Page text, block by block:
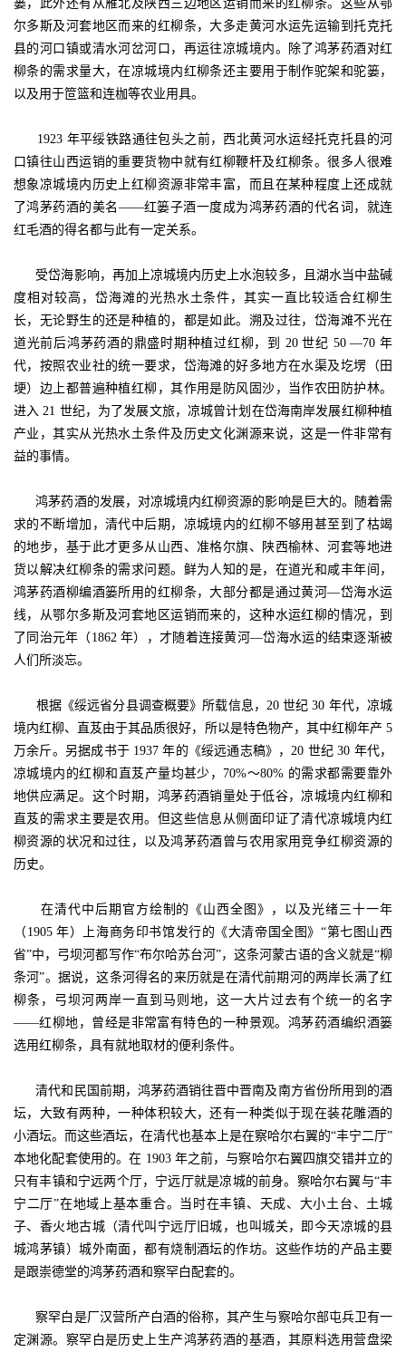
篓，此外还有从雁北及陕西三边地区运销而来的红柳条。这些从鄂
尔多斯及河套地区而来的红柳条，大多走黄河水运先运输到托克托
县的河口镇或清水河岔河口，再运往凉城境内。除了鸿茅药酒对红
柳条的需求量大，在凉城境内红柳条还主要用于制作驼架和驼篓，
以及用于笸篮和连枷等农业用具。
1923 年平绥铁路通往包头之前，西北黄河水运经托克托县的河
口镇往山西运销的重要货物中就有红柳鞭杆及红柳条。很多人很难
想象凉城境内历史上红柳资源非常丰富，而且在某种程度上还成就
了鸿茅药酒的美名——红篓子酒一度成为鸿茅药酒的代名词，就连
红毛酒的得名都与此有一定关系。
受岱海影响，再加上凉城境内历史上水泡较多，且湖水当中盐碱
度相对较高，岱海滩的光热水土条件，其实一直比较适合红柳生
长，无论野生的还是种植的，都是如此。溯及过往，岱海滩不光在
道光前后鸿茅药酒的鼎盛时期种植过红柳，到 20 世纪 50 —70 年
代，按照农业社的统一要求，岱海滩的好多地方在水渠及圪塄（田
埂）边上都普遍种植红柳，其作用是防风固沙，当作农田防护林。
进入 21 世纪，为了发展文旅，凉城曾计划在岱海南岸发展红柳种植
产业，其实从光热水土条件及历史文化渊源来说，这是一件非常有
益的事情。
鸿茅药酒的发展，对凉城境内红柳资源的影响是巨大的。随着需
求的不断增加，清代中后期，凉城境内的红柳不够用甚至到了枯竭
的地步，基于此才更多从山西、准格尔旗、陕西榆林、河套等地进
货以解决红柳条的需求问题。鲜为人知的是，在道光和咸丰年间，
鸿茅药酒柳编酒篓所用的红柳条，大部分都是通过黄河—岱海水运
线，从鄂尔多斯及河套地区运销而来的，这种水运红柳的情况，到
了同治元年（1862 年），才随着连接黄河—岱海水运的结束逐渐被
人们所淡忘。
根据《绥远省分县调查概要》所载信息，20 世纪 30 年代，凉城
境内红柳、直芨由于其品质很好，所以是特色物产，其中红柳年产 5
万余斤。另据成书于 1937 年的《绥远通志稿》，20 世纪 30 年代，
凉城境内的红柳和直芨产量均甚少，70%～80% 的需求都需要靠外
地供应满足。这个时期，鸿茅药酒销量处于低谷，凉城境内红柳和
直芨的需求主要是农用。但这些信息从侧面印证了清代凉城境内红
柳资源的状况和过往，以及鸿茅药酒曾与农用家用竞争红柳资源的
历史。
在清代中后期官方绘制的《山西全图》，以及光绪三十一年
（1905 年）上海商务印书馆发行的《大清帝国全图》“第七图山西
省”中，弓坝河都写作“布尔哈苏台河”，这条河蒙古语的含义就是“柳
条河”。据说，这条河得名的来历就是在清代前期河的两岸长满了红
柳条，弓坝河两岸一直到马则地，这一大片过去有个统一的名字
——红柳地，曾经是非常富有特色的一种景观。鸿茅药酒编织酒篓
选用红柳条，具有就地取材的便利条件。
清代和民国前期，鸿茅药酒销往晋中晋南及南方省份所用到的酒
坛，大致有两种，一种体积较大，还有一种类似于现在装花雕酒的
小酒坛。而这些酒坛，在清代也基本上是在察哈尔右翼的“丰宁二厅”
本地化配套使用的。在 1903 年之前，与察哈尔右翼四旗交错并立的
只有丰镇和宁远两个厅，宁远厅就是凉城的前身。察哈尔右翼与“丰
宁二厅”在地域上基本重合。当时在丰镇、天成、大小土台、土城
子、香火地古城（清代叫宁远厅旧城，也叫城关，即今天凉城的县
城鸿茅镇）城外南面，都有烧制酒坛的作坊。这些作坊的产品主要
是跟崇德堂的鸿茅药酒和察罕白配套的。
察罕白是厂汉营所产白酒的俗称，其产生与察哈尔部屯兵卫有一
定渊源。察罕白是历史上生产鸿茅药酒的基酒，其原料选用营盘梁